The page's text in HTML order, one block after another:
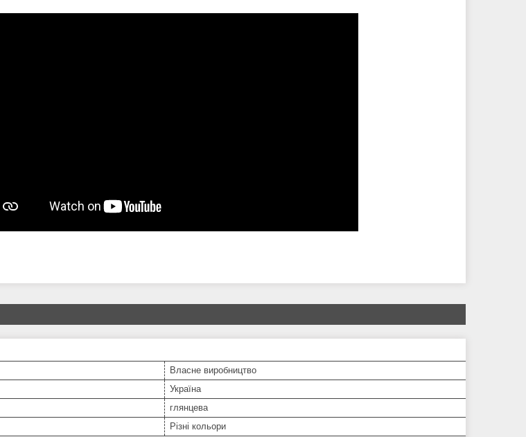
Власне виробництво
Україна
глянцева
Різні кольори